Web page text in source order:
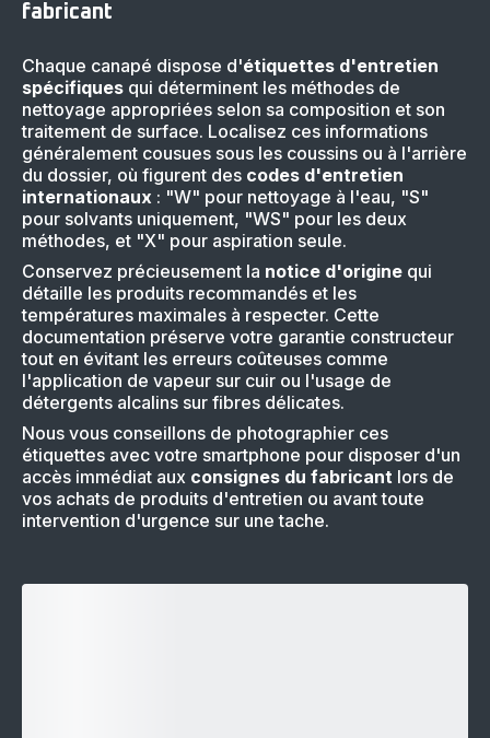
fabricant
Chaque canapé dispose d'étiquettes d'entretien
spécifiques qui déterminent les méthodes de
nettoyage appropriées selon sa composition et son
traitement de surface. Localisez ces informations
généralement cousues sous les coussins ou à l'arrière
du dossier, où figurent des codes d'entretien
internationaux : "W" pour nettoyage à l'eau, "S"
pour solvants uniquement, "WS" pour les deux
méthodes, et "X" pour aspiration seule.
Conservez précieusement la notice d'origine qui
détaille les produits recommandés et les
températures maximales à respecter. Cette
documentation préserve votre garantie constructeur
tout en évitant les erreurs coûteuses comme
l'application de vapeur sur cuir ou l'usage de
détergents alcalins sur fibres délicates.
Nous vous conseillons de photographier ces
étiquettes avec votre smartphone pour disposer d'un
accès immédiat aux consignes du fabricant lors de
vos achats de produits d'entretien ou avant toute
intervention d'urgence sur une tache.